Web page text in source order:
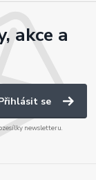
akce a
se
newsletteru.